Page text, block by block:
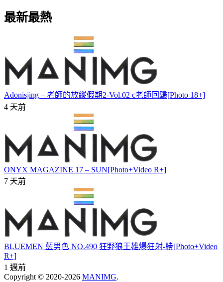
最新最熱
Adonisjing – 老師的放縱假期2-Vol.02 c老師回歸[Photo 18+]
4 天前
ONYX MAGAZINE 17 – SUN[Photo+Video R+]
7 天前
BLUEMEN 藍男色 NO.490 狂野狼王雄爆狂射-勝[Photo+Video
R+]
1 週前
Copyright © 2020-2026 MANIMG.